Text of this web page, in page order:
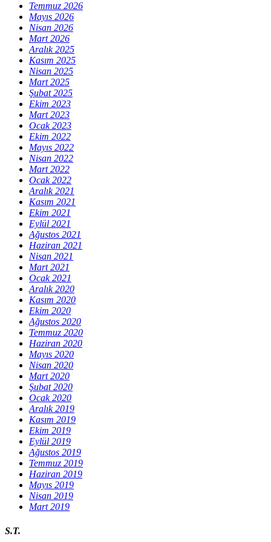
Temmuz 2026
Mayıs 2026
Nisan 2026
Mart 2026
Aralık 2025
Kasım 2025
Nisan 2025
Mart 2025
Şubat 2025
Ekim 2023
Mart 2023
Ocak 2023
Ekim 2022
Mayıs 2022
Nisan 2022
Mart 2022
Ocak 2022
Aralık 2021
Kasım 2021
Ekim 2021
Eylül 2021
Ağustos 2021
Haziran 2021
Nisan 2021
Mart 2021
Ocak 2021
Aralık 2020
Kasım 2020
Ekim 2020
Ağustos 2020
Temmuz 2020
Haziran 2020
Mayıs 2020
Nisan 2020
Mart 2020
Şubat 2020
Ocak 2020
Aralık 2019
Kasım 2019
Ekim 2019
Eylül 2019
Ağustos 2019
Temmuz 2019
Haziran 2019
Mayıs 2019
Nisan 2019
Mart 2019
S.T.